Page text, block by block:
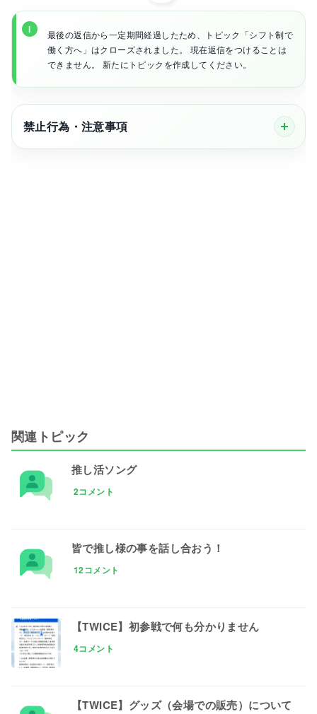
最後の返信から一定期間経過したため、トピック「シフト制で
働く方へ」はクローズされました。 現在返信をつけることは
できません。 新たにトピックを作成してください。
禁止行為・注意事項
関連トピック
推し活ソング
2コメント
皆で推し様の事を話し合おう！
12コメント
【TWICE】初参戦で何も分かりません
4コメント
【TWICE】グッズ（会場での販売）について